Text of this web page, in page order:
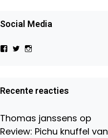
Social Media
Bekijk
Beauty-
147775071915783/?
Facebook
Bekijk
op
Twitter
op
Instagram
Recente reacties
Thomas janssens op
Review: Pichu knuffel van